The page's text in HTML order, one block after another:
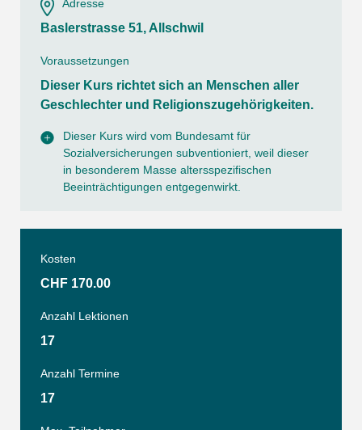
Adresse
Baslerstrasse 51, Allschwil
Voraussetzungen
Dieser Kurs richtet sich an Menschen aller
Geschlechter und Religionszugehörigkeiten.
Dieser Kurs wird vom Bundesamt für
Sozialversicherungen subventioniert, weil dieser
in besonderem Masse altersspezifischen
Beeinträchtigungen entgegenwirkt.
Kosten
CHF 170.00
Anzahl Lektionen
17
Anzahl Termine
17